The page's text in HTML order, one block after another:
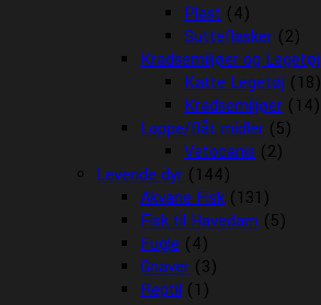
Plast (4)
Sutteflasker (2)
Kradsemiljøer og Legetøj
Katte Legetøj (18)
Kradsemiljøer (14)
Loppe/flåt midler (5)
Vetocanis (2)
Levende dyr (144)
Akvarie Fisk (131)
Fisk til Havedam (5)
Fugle (4)
Gnaver (3)
Reptil (1)